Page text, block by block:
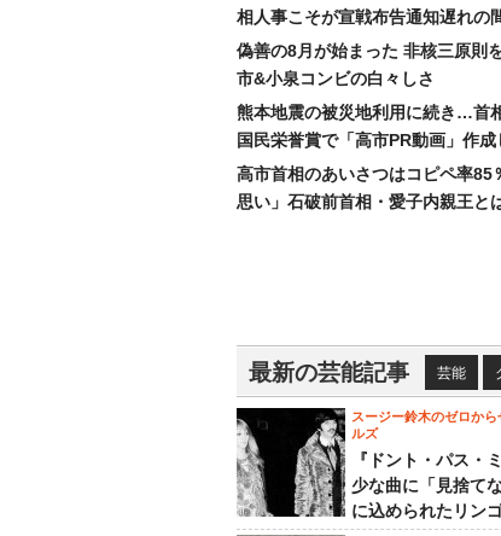
相人事こそが宣戦布告通知遅れの
偽善の8月が始まった 非核三原則
市&小泉コンビの白々しさ
熊本地震の被災地利用に続き…首
国民栄誉賞で「高市PR動画」作成
高市首相のあいさつはコピペ率
思い」石破前首相・愛子内親王と
最新の芸能記事 芸能
スージー鈴木のゼロから
ルズ
『ドント・パス・
少な曲に「見捨て
に込められたリン